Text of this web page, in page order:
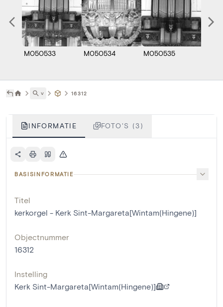
M050533 M050534 M050535
˅ 16312
INFORMATIE FOTO'S (3)
BASISINFORMATIE
Titel
kerkorgel - Kerk Sint-Margareta[Wintam(Hingene)]
Objectnummer
16312
Instelling
Kerk Sint-Margareta[Wintam(Hingene)]